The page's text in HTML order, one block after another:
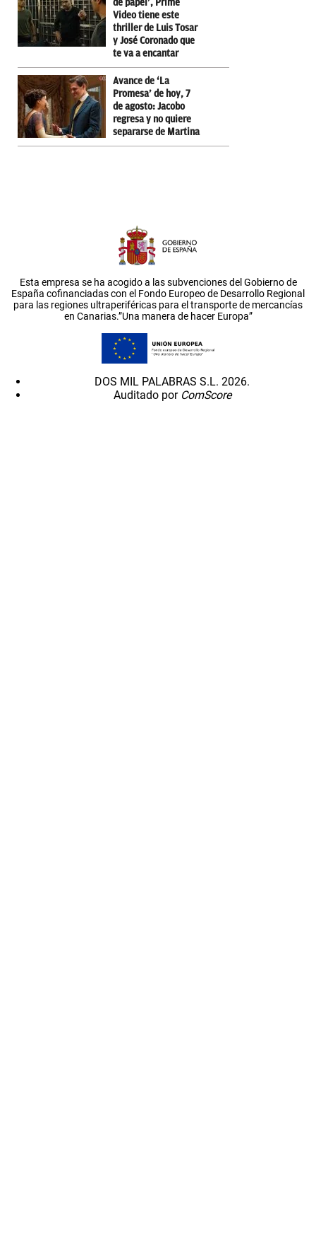
de papel’, Prime
Video tiene este
thriller de Luis Tosar
y José Coronado que
te va a encantar
Avance de ‘La
Promesa’ de hoy, 7
de agosto: Jacobo
regresa y no quiere
separarse de Martina
Esta empresa se ha acogido a las subvenciones del Gobierno de
España cofinanciadas con el Fondo Europeo de Desarrollo Regional
para las regiones ultraperiféricas para el transporte de mercancías
en Canarias.”Una manera de hacer Europa”
DOS MIL PALABRAS S.L. 2026.
Auditado por ComScore